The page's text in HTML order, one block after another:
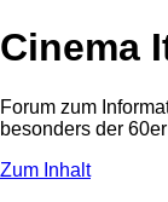
Cinema
Forum zum
besonders der
Zum Inhalt